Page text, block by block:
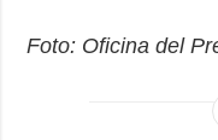
Foto: Oficina del